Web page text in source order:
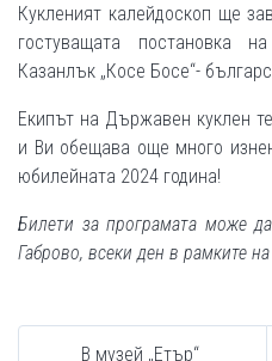
Кукленият калейдоскоп ще
гостуващата постановка
Казанлък „Косе Босе“-
Екипът на Държавен куклен
и Ви обещава още много
юбилейната 2024 година!
Билети за програмата може
Габрово, всеки ден в рамките
В музей „Етър“